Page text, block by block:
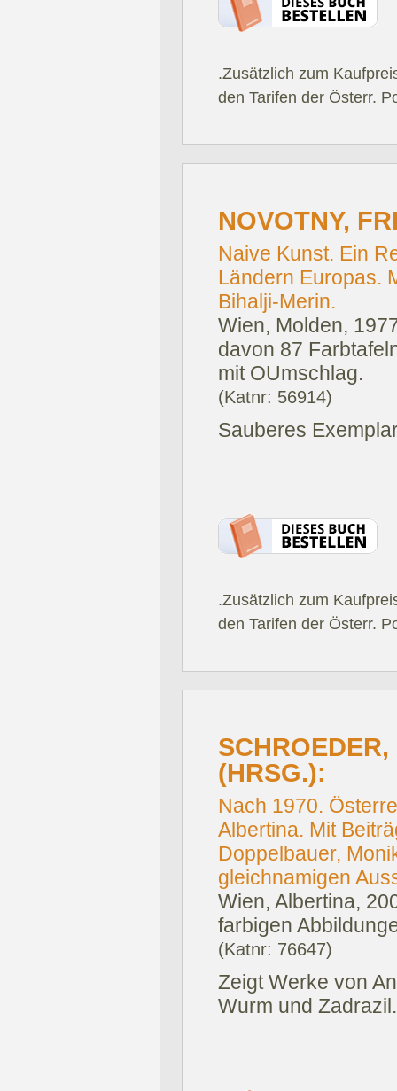
.Zusätzlich zum
den Tarifen der Österr.
NOVOTNY,
Naive Kunst. Ein
Ländern Europas.
Bihalji-Merin.
Wien, Molden,
davon 87
mit OUmschlag.
(Katnr: 56914)
Sauberes
.Zusätzlich zum
den Tarifen der Österr.
(HRSG.):
Nach 1970.
Albertina. Mit
Doppelbauer,
gleichnamigen
Wien, Albertina,
farbigen
(Katnr: 76647)
Zeigt Werke von
Wurm und Zadrazil.